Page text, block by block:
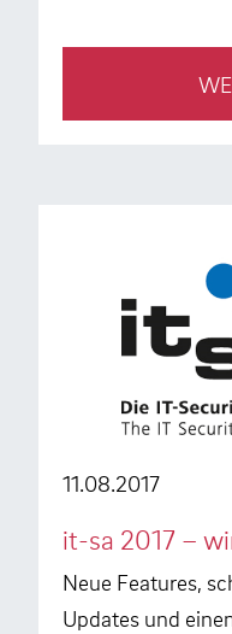
11.08.2017
it-sa 2017 –
Neue Features,
Updates und